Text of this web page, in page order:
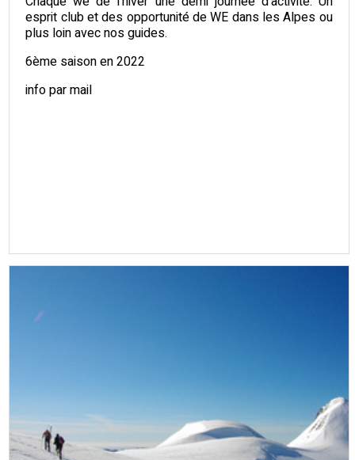
esprit club et des opportunité de WE dans les Alpes ou
plus loin avec nos guides.
6ème saison en 2022
info par mail